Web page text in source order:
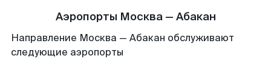
Аэропорты Москва — Абакан
Направление Москва — Абакан обслуживают
следующие аэропорты